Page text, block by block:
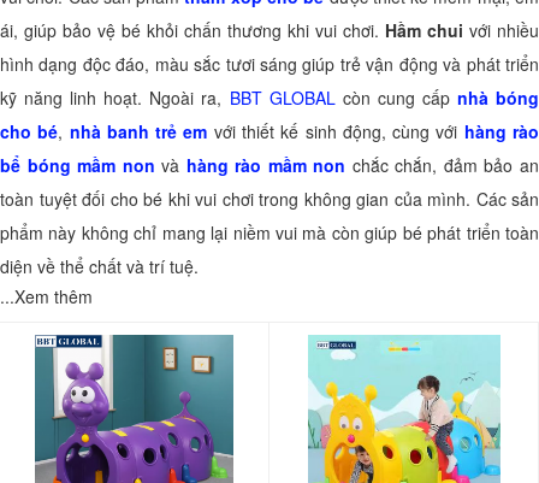
ái, giúp bảo vệ bé khỏi chấn thương khi vui chơi. Hầm chui với nhiều
hình dạng độc đáo, màu sắc tươi sáng giúp trẻ vận động và phát triển
kỹ năng linh hoạt. Ngoài ra, BBT GLOBALcòn cung cấp nhà bóng
cho bé, nhà banh trẻ em với thiết kế sinh động, cùng với hàng rào
bể bóng mầm non và hàng rào mầm non chắc chắn, đảm bảo an
toàn tuyệt đối cho bé khi vui chơi trong không gian của mình. Các sản
phẩm này không chỉ mang lại niềm vui mà còn giúp bé phát triển toàn
diện về thể chất và trí tuệ.
...Xem thêm